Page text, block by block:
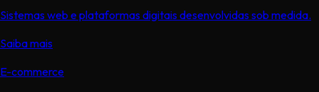
Sistemas web e plataformas digitais desenvolvidas sob medida.
Saiba mais
E-commerce